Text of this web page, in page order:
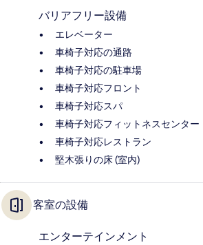
バリアフリー設備
エレベーター
車椅子対応の通路
車椅子対応の駐車場
車椅子対応フロント
車椅子対応スパ
車椅子対応フィットネスセンター
車椅子対応レストラン
堅木張りの床 (室内)
客室の設備
エンターテインメント